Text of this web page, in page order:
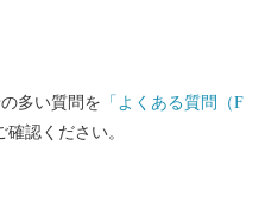
多い質問を 「よくある質問（F
認ください。